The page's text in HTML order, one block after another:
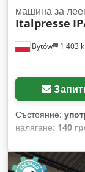
Bytów 1 403
машина за
Italpresse
Състояние:
налягане: 140
Italpresse IP/
производство:
1856 Dsdozdi